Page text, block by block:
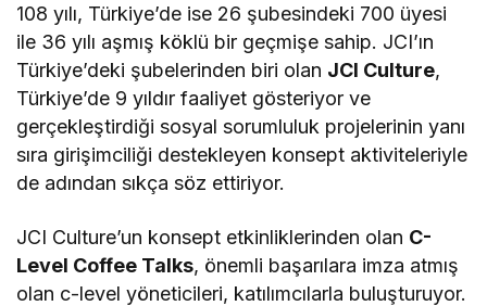
108 yılı, Türkiye’de ise 26 şubesindeki 700 üyesi
ile 36 yılı aşmış köklü bir geçmişe sahip. JCI’ın
Türkiye’deki şubelerinden biri olan JCI Culture,
Türkiye’de 9 yıldır faaliyet gösteriyor ve
gerçekleştirdiği sosyal sorumluluk projelerinin yanı
sıra girişimciliği destekleyen konsept aktiviteleriyle
de adından sıkça söz ettiriyor.
JCI Culture’un konsept etkinliklerinden olan C-
Level Coffee Talks, önemli başarılara imza atmış
olan c-level yöneticileri, katılımcılarla buluşturuyor.